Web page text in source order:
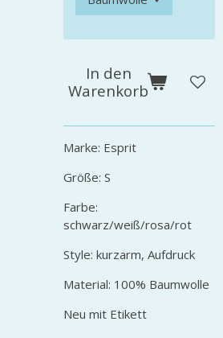
In den
Warenkorb
Marke: Esprit
Größe: S
Farbe:
schwarz/weiß/rosa/rot
Style: kurzarm, Aufdruck
Material: 100% Baumwolle
Neu mit Etikett